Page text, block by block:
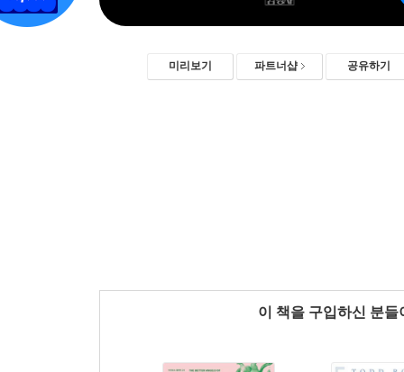
미리보기 파트너샵 공유하기
이 책을 구입하신 분